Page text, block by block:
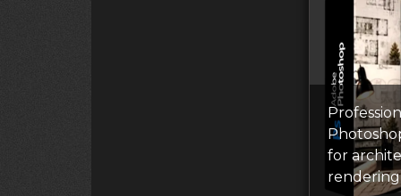
for
rendering